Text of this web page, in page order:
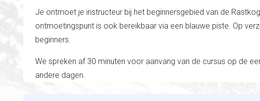
Je ontmoet je instructeur bij het beginnersgebied van de
ontmoetingspunt is ook bereikbaar via een blauwe piste. Op
beginners.
We spreken af ​​30 minuten voor aanvang van de cursus op de
andere dagen.